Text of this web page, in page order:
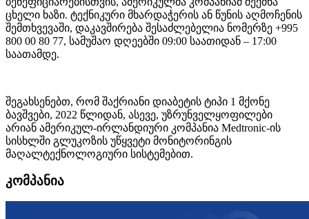
ცხელი ხაზი. ტექნიკური მხარდაჭერის ან წუნის აღმოჩენის
შემთხვევაში, დაკავშირება შესაძლებელია ნომერზე +995
800 00 80 77, სამუშაო დღეებში 09:00 საათიდან – 17:00
საათამდე.
შეგახსენებთ, რომ შაქრიანი დიაბეტის ტიპი 1 მქონე
ბავშვები, 2022 წლიდან, ასევე, უზრუნველყოფილები
არიან ამერიკულ-ირლანდიური კომპანია Medtronic-ის
სისხლში გლუკოზის უწყვეტი მონიტორინგის
მაღალტექნოლოგიური სისტემებით.
კომპანია